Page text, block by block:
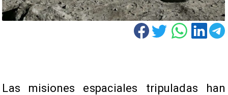
Las misiones espaciales tripuladas han